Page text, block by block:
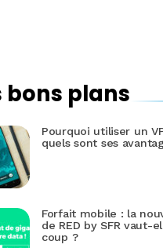
bons plans
Pourquoi utiliser un
quels sont ses
Forfait mobile : la
de RED by SFR vaut-
coup ?